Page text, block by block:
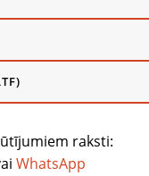
raksti:
WhatsApp